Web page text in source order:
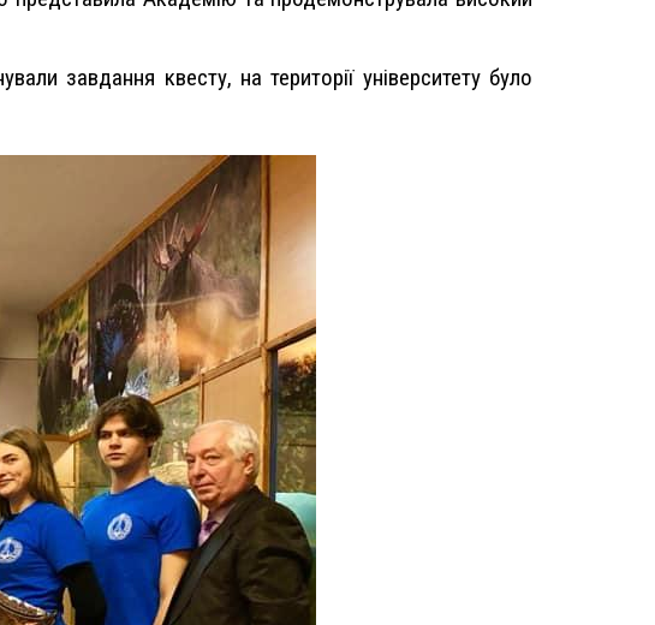
завдання квесту, на території університету було